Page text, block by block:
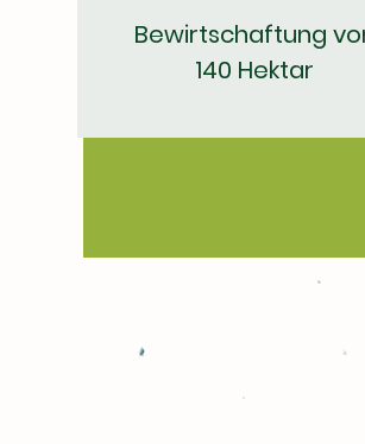
Bewirtschaftung
140 Hektar